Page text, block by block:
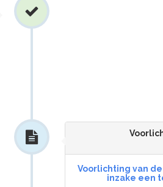
Voorlichting van
inzake een